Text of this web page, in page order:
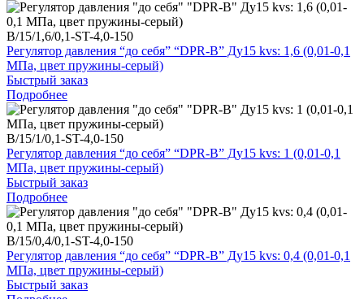
B/15/1,6/0,1-ST-4,0-150
Регулятор давления “до себя” “DPR-B” Ду15 kvs: 1,6 (0,01-0,1
МПа, цвет пружины-серый)
Быстрый заказ
Подробнее
B/15/1/0,1-ST-4,0-150
Регулятор давления “до себя” “DPR-B” Ду15 kvs: 1 (0,01-0,1
МПа, цвет пружины-серый)
Быстрый заказ
Подробнее
B/15/0,4/0,1-ST-4,0-150
Регулятор давления “до себя” “DPR-B” Ду15 kvs: 0,4 (0,01-0,1
МПа, цвет пружины-серый)
Быстрый заказ